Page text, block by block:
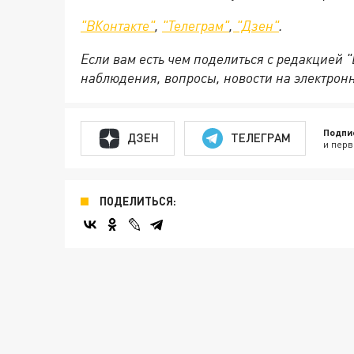
"ВКонтакте", "Телеграм", "Дзен".
Если вам есть чем поделиться с
наблюдения, вопросы, новости на
ДЗЕН ТЕЛЕГРАМ и
ПОДЕЛИТЬСЯ: